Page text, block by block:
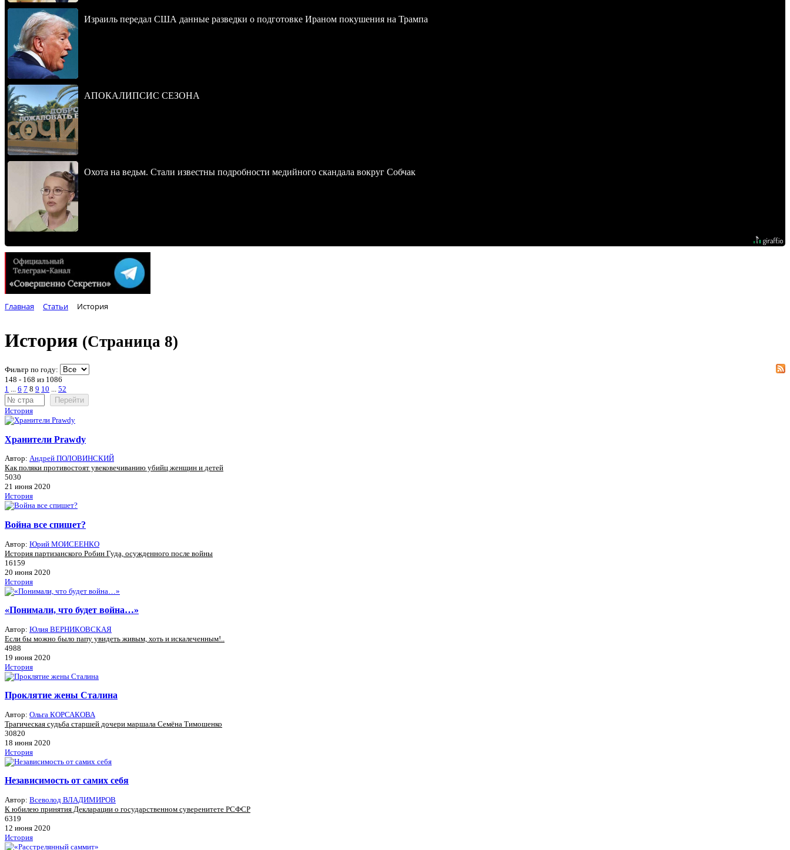
Израиль передал США данные разведки о подготовке Ираном покушения на Трампа
АПОКАЛИПСИС СЕЗОНА
Охота на ведьм. Стали известны подробности медийного скандала вокруг Собчак
Главная Статьи История
История (Страница 8)
Фильтр по году:
148 - 168 из 1086
1 ... 6 7 8 9 10 ... 52
Перейти
История
Хранители Prawdy
Автор: Андрей ПОЛОВИНСКИЙ
Как поляки противостоят увековечиванию убийц женщин и детей
5030
21 июня 2020
История
Война все спишет?
Автор: Юрий МОИСЕЕНКО
История партизанского Робин Гуда, осужденного после войны
16159
20 июня 2020
История
«Понимали, что будет война…»
Автор: Юлия ВЕРНИКОВСКАЯ
Если бы можно было папу увидеть живым, хоть и искалеченным!..
4988
19 июня 2020
История
Проклятие жены Сталина
Автор: Ольга КОРСАКОВА
Трагическая судьба старшей дочери маршала Семёна Тимошенко
30820
18 июня 2020
История
Независимость от самих себя
Автор: Всеволод ВЛАДИМИРОВ
К юбилею принятия Декларации о государственном суверенитете РСФСР
6319
12 июня 2020
История